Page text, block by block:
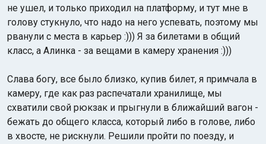
не ушел, и только приходил на платформу, и тут мне в
голову стукнуло, что надо на него успевать, поэтому мы
рванули с места в карьер :))) Я за билетами в общий
класс, а Алинка - за вещами в камеру хранения :)))
Слава богу, все было близко, купив билет, я примчала в
камеру, где как раз распечатали хранилище, мы
схватили свой рюкзак и прыгнули в ближайший вагон -
бежать до общего класса, который либо в голове, либо
в хвосте, не рискнули. Решили пройти по поезду, и